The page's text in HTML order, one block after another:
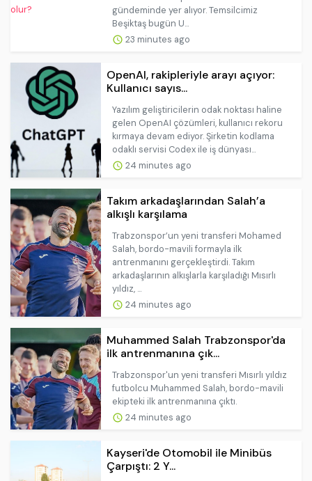
gündeminde yer alıyor. Temsilcimiz
Beşiktaş bugün U...
23 minutes ago
OpenAI, rakipleriyle arayı açıyor:
Kullanıcı sayıs...
Yazılım geliştiricilerin odak noktası haline
gelen OpenAI çözümleri, kullanıcı rekoru
kırmaya devam ediyor. Şirketin kodlama
odaklı servisi Codex ile iş dünyası...
24 minutes ago
Takım arkadaşlarından Salah’a
alkışlı karşılama
Trabzonspor’un yeni transferi Mohamed
Salah, bordo-mavili formayla ilk
antrenmanını gerçekleştirdi. Takım
arkadaşlarının alkışlarla karşıladığı Mısırlı
yıldız, ...
24 minutes ago
Muhammed Salah Trabzonspor'da
ilk antrenmanına çık...
Trabzonspor'un yeni transferi Mısırlı yıldız
futbolcu Muhammed Salah, bordo-mavili
ekipteki ilk antrenmanına çıktı.
24 minutes ago
Kayseri'de Otomobil ile Minibüs
Çarpıştı: 2 Y...